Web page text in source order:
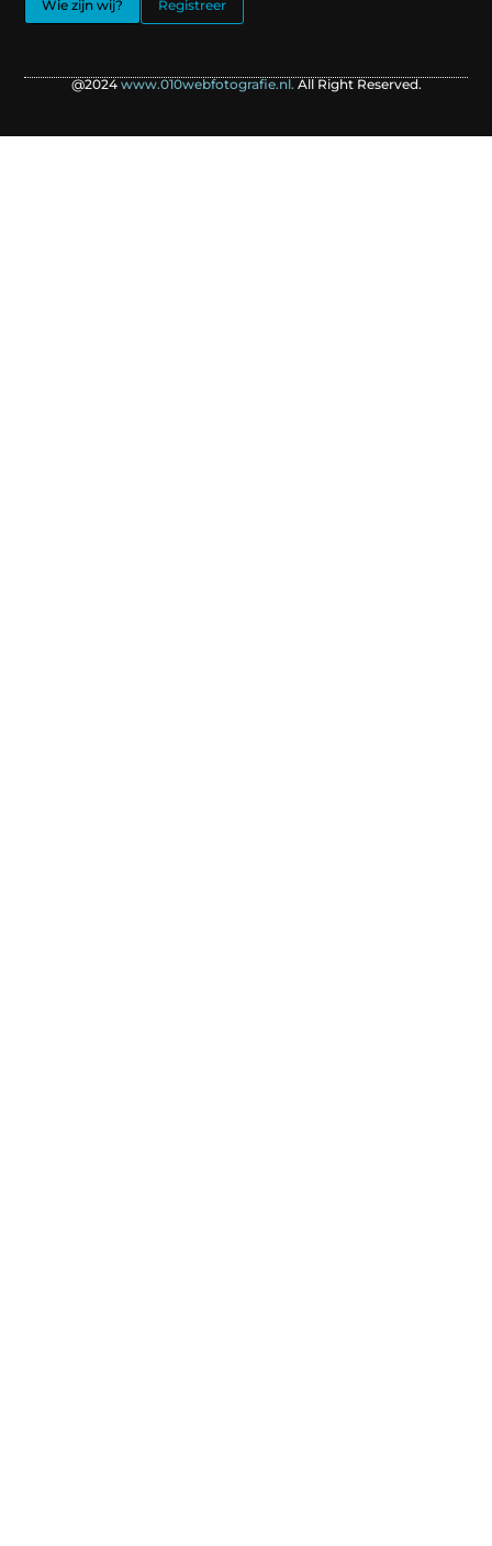
Wie zijn wij? Registreer
@2024 www.010webfotografie.nl. All Right Reserved.